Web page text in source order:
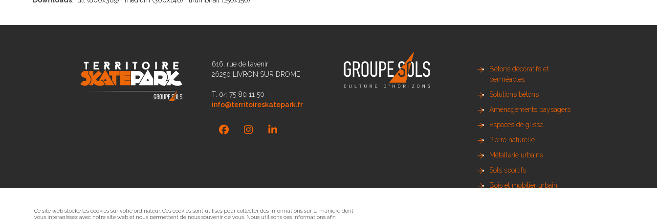
616, rue de l’avenir
26250 LIVRON SUR DROME
T. 04 75 80 11 50
info@territoireskatepark.fr
Facebook
InstagramLinkedIn
Bétons décoratifs et
perméables
Solutions bétons
Aménagements paysagers
Espaces de glisse
Pierre naturelle
Métallerie urbaine
Sols sportifs
Bois et mobilier urbain
Ce site web stocke les cookies sur votre ordinateur. Ces cookies sont utilisés pour collecter des informations sur la manière dont
vous interagissez avec notre site web et nous permettent de nous souvenir de vous. Nous utilisons ces informations afin